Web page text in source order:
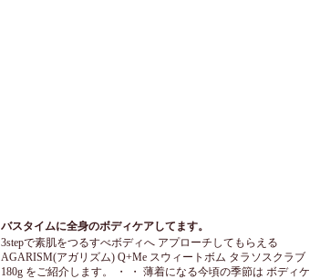
バスタイムに全身のボディケアしてます。
3stepで素肌をつるすべボディへ アプローチしてもらえる
AGARISM(アガリズム) Q+Me スウィートボム タラソスクラブ
180g をご紹介します。 ・ ・ 薄着になる今頃の季節は ボディケ